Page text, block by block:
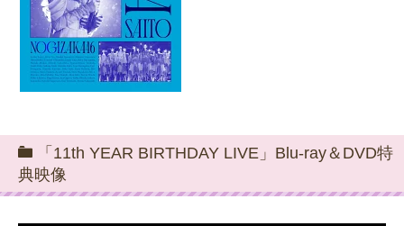
「11th YEAR BIRTHDAY LIVE」Blu-ray＆DVD特
典映像